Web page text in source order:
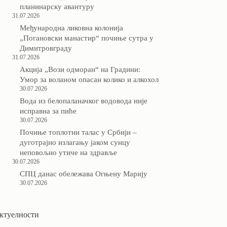
планинарску авантуру
31.07.2026
Међународна ликовна колонија
„Погановски манастир“ почиње сутра у
Димитровграду
31.07.2026
Акција „Вози одморан“ на Градини:
Умор за воланом опасан колико и алкохол
30.07.2026
Вода из белопаланачког водовода није
исправна за пиће
30.07.2026
Почиње топлотни талас у Србији –
дуготрајно излагању јаком сунцу
неповољно утиче на здравље
30.07.2026
СПЦ данас обележава Огњену Марију
30.07.2026